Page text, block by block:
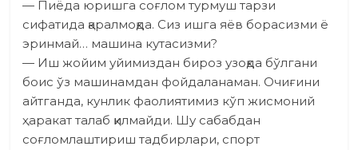
— Пиёда юришга соғлом турмуш тарзи
сифатида қаралмоқда. Сиз ишга яёв борасизми ё
эринмай… машина кутасизми?
— Иш жойим уйимиз­дан бироз узоқда бўлгани
боис ўз машинамдан фойдаланаман. Очиғини
айтганда, кунлик фаолиятимиз кўп жисмоний
ҳаракат талаб қилмайди. Шу сабабдан
соғломлаштириш тадбирлари, спорт